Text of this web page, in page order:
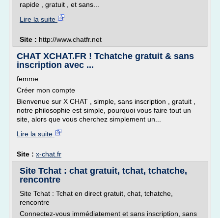
rapide , gratuit , et sans...
Lire la suite
Site : http://www.chatfr.net
CHAT XCHAT.FR ! Tchatche gratuit & sans
inscription avec ...
femme
Créer mon compte
Bienvenue sur X CHAT , simple, sans inscription , gratuit ,
notre philosophie est simple, pourquoi vous faire tout un
site, alors que vous cherchez simplement un...
Lire la suite
Site : x-chat.fr
Site Tchat : chat gratuit, tchat, tchatche,
rencontre
Site Tchat : Tchat en direct gratuit, chat, tchatche,
rencontre
Connectez-vous immédiatement et sans inscription, sans